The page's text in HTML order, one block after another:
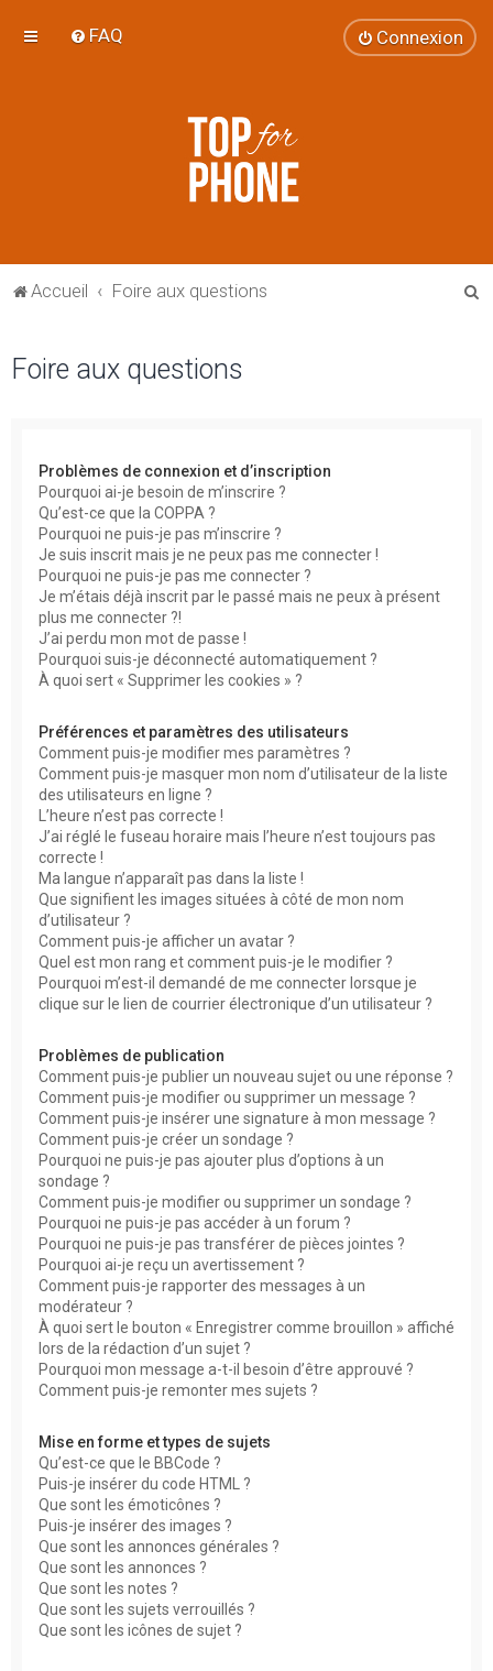
FAQ Connexion
Accueil Foire aux questions
Foire aux questions
Problèmes de connexion et d’inscription
Pourquoi ai-je besoin de m’inscrire ?
Qu’est-ce que la COPPA ?
Pourquoi ne puis-je pas m’inscrire ?
Je suis inscrit mais je ne peux pas me connecter !
Pourquoi ne puis-je pas me connecter ?
Je m’étais déjà inscrit par le passé mais ne peux à présent
plus me connecter ?!
J’ai perdu mon mot de passe !
Pourquoi suis-je déconnecté automatiquement ?
À quoi sert « Supprimer les cookies » ?
Préférences et paramètres des utilisateurs
Comment puis-je modifier mes paramètres ?
Comment puis-je masquer mon nom d’utilisateur de la liste
des utilisateurs en ligne ?
L’heure n’est pas correcte !
J’ai réglé le fuseau horaire mais l’heure n’est toujours pas
correcte !
Ma langue n’apparaît pas dans la liste !
Que signifient les images situées à côté de mon nom
d’utilisateur ?
Comment puis-je afficher un avatar ?
Quel est mon rang et comment puis-je le modifier ?
Pourquoi m’est-il demandé de me connecter lorsque je
clique sur le lien de courrier électronique d’un utilisateur ?
Problèmes de publication
Comment puis-je publier un nouveau sujet ou une réponse ?
Comment puis-je modifier ou supprimer un message ?
Comment puis-je insérer une signature à mon message ?
Comment puis-je créer un sondage ?
Pourquoi ne puis-je pas ajouter plus d’options à un
sondage ?
Comment puis-je modifier ou supprimer un sondage ?
Pourquoi ne puis-je pas accéder à un forum ?
Pourquoi ne puis-je pas transférer de pièces jointes ?
Pourquoi ai-je reçu un avertissement ?
Comment puis-je rapporter des messages à un
modérateur ?
À quoi sert le bouton « Enregistrer comme brouillon » affiché
lors de la rédaction d’un sujet ?
Pourquoi mon message a-t-il besoin d’être approuvé ?
Comment puis-je remonter mes sujets ?
Mise en forme et types de sujets
Qu’est-ce que le BBCode ?
Puis-je insérer du code HTML ?
Que sont les émoticônes ?
Puis-je insérer des images ?
Que sont les annonces générales ?
Que sont les annonces ?
Que sont les notes ?
Que sont les sujets verrouillés ?
Que sont les icônes de sujet ?